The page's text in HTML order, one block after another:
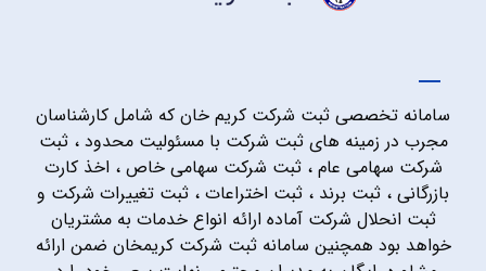
سامانه تخصصی ثبت شرکت کریم خان که شامل کارشناسان
مجرب در زمینه های ثبت شرکت با مسئولیت محدود ، ثبت
شرکت سهامی عام ، ثبت شرکت سهامی خاص ، اخذ کارت
بازرگانی ، ثبت برند ، ثبت اختراعات ، ثبت تغییرات شرکت و
ثبت انحلال شرکت آماده ارائه انواع خدمات به مشتریان
خواهد بود همچنین سامانه ثبت شرکت کریمخان ضمن ارائه